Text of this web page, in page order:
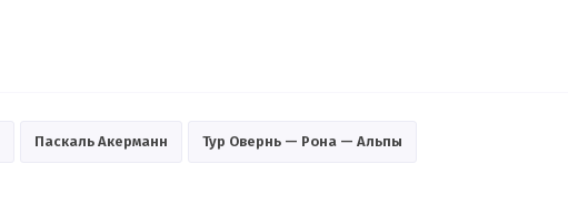
Паскаль Акерманн Тур Овернь — Рона — Альпы